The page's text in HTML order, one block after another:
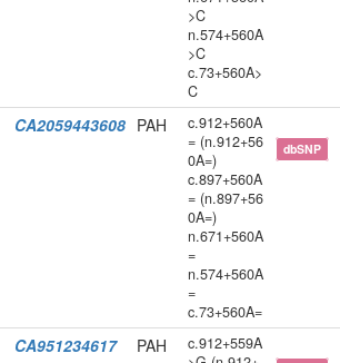
>C
n.574+560A
>C
c.73+560A>
C
CA2059443608 PAH
c.912+560A
= (n.912+56
0A=)
c.897+560A
= (n.897+56
0A=)
n.671+560A
=
n.574+560A
=
c.73+560A=
dbSNP
CA951234617 PAH
c.912+559A